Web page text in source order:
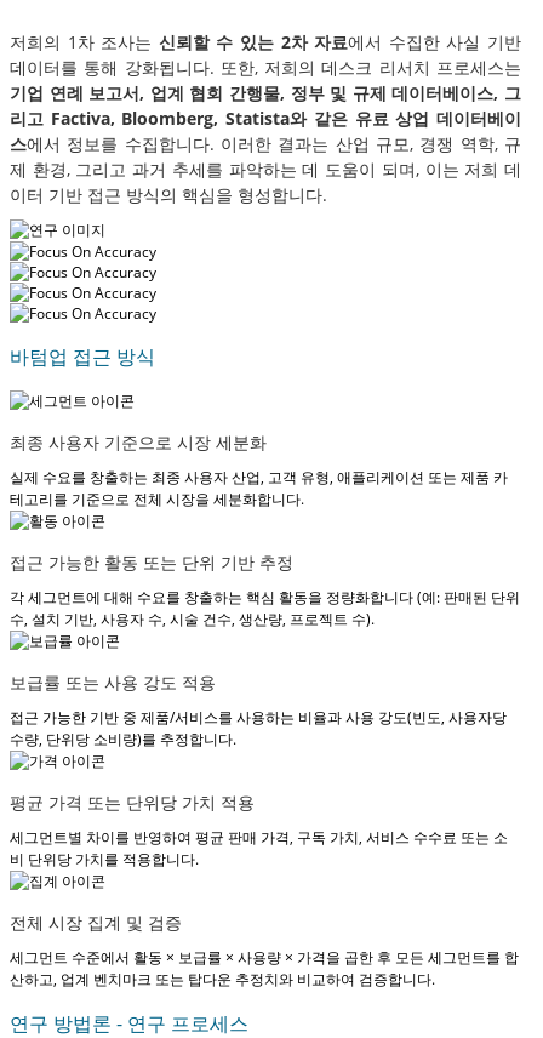
저희의 1차 조사는 신뢰할 수 있는 2차 자료에서 수집한 사실 기반
데이터를 통해 강화됩니다. 또한, 저희의 데스크 리서치 프로세스는
기업 연례 보고서, 업계 협회 간행물, 정부 및 규제 데이터베이스, 그
리고 Factiva, Bloomberg, Statista와 같은 유료 상업 데이터베이
스에서 정보를 수집합니다. 이러한 결과는 산업 규모, 경쟁 역학, 규
제 환경, 그리고 과거 추세를 파악하는 데 도움이 되며, 이는 저희 데
이터 기반 접근 방식의 핵심을 형성합니다.
바텀업 접근 방식
최종 사용자 기준으로 시장 세분화
실제 수요를 창출하는 최종 사용자 산업, 고객 유형, 애플리케이션 또는 제품 카
테고리를 기준으로 전체 시장을 세분화합니다.
접근 가능한 활동 또는 단위 기반 추정
각 세그먼트에 대해 수요를 창출하는 핵심 활동을 정량화합니다 (예: 판매된 단위
수, 설치 기반, 사용자 수, 시술 건수, 생산량, 프로젝트 수).
보급률 또는 사용 강도 적용
접근 가능한 기반 중 제품/서비스를 사용하는 비율과 사용 강도(빈도, 사용자당
수량, 단위당 소비량)를 추정합니다.
평균 가격 또는 단위당 가치 적용
세그먼트별 차이를 반영하여 평균 판매 가격, 구독 가치, 서비스 수수료 또는 소
비 단위당 가치를 적용합니다.
전체 시장 집계 및 검증
세그먼트 수준에서 활동 × 보급률 × 사용량 × 가격을 곱한 후 모든 세그먼트를 합
산하고, 업계 벤치마크 또는 탑다운 추정치와 비교하여 검증합니다.
연구 방법론 - 연구 프로세스